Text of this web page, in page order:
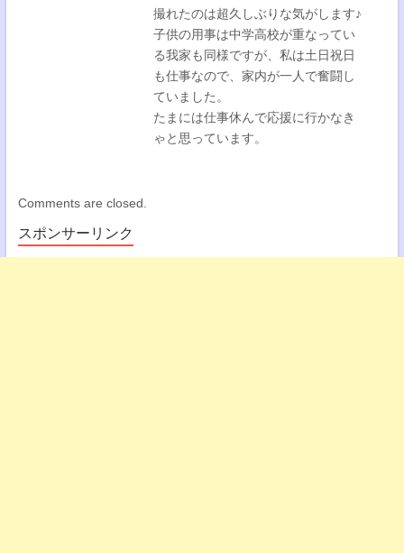
撮れたのは超久しぶりな気がします♪
子供の用事は中学高校が重なってい
る我家も同様ですが、私は土日祝日
も仕事なので、家内が一人で奮闘し
ていました。
たまには仕事休んで応援に行かなき
ゃと思っています。
Comments are closed.
スポンサーリンク